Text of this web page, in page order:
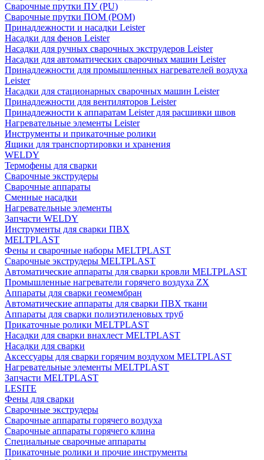
Сварочные прутки ПУ (PU)
Сварочные прутки ПОМ (POM)
Принадлежности и насадки Leister
Насадки для фенов Leister
Насадки для ручных сварочных экструдеров Leister
Насадки для автоматических сварочных машин Leister
Принадлежности для промышленных нагревателей воздуха
Leister
Насадки для стационарных сварочных машин Leister
Принадлежности для вентиляторов Leister
Принадлежности к аппаратам Leister для расшивки швов
Нагревательные элементы Leister
Инструменты и прикаточные ролики
Ящики для транспортировки и хранения
WELDY
Термофены для сварки
Сварочные экструдеры
Сварочные аппараты
Сменные насадки
Нагревательные элементы
Запчасти WELDY
Инструменты для сварки ПВХ
MELTPLAST
Фены и сварочные наборы MELTPLAST
Сварочные экструдеры MELTPLAST
Автоматические аппараты для сварки кровли MELTPLAST
Промышленные нагреватели горячего воздуха ZX
Аппараты для сварки геомембран
Автоматические аппараты для сварки ПВХ ткани
Аппараты для сварки полиэтиленовых труб
Прикаточные ролики MELTPLAST
Насадки для сварки внахлест MELTPLAST
Насадки для сварки
Аксессуары для сварки горячим воздухом MELTPLAST
Нагревательные элементы MELTPLAST
Запчасти MELTPLAST
LESITE
Фены для сварки
Сварочные экструдеры
Сварочные аппараты горячего воздуха
Сварочные аппараты горячего клина
Специальные сварочные аппараты
Прикаточные ролики и прочие инструменты